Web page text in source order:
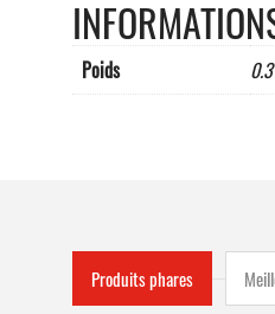
Poids
Produits phares